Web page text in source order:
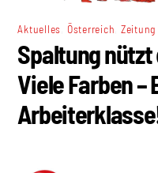
Aktuelles Österreich Zeitung
Spaltung
Viele Farben –